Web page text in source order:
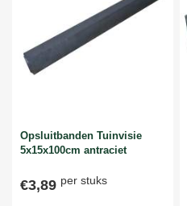
Opsluitbanden Tuinvisie
5x15x100cm antraciet
€3,89 per stuks